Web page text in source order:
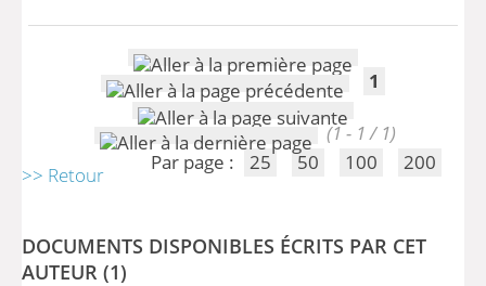
1
(1 - 1 / 1)
Par page :
25 50 100 200
>> Retour
DOCUMENTS DISPONIBLES ÉCRITS PAR CET
AUTEUR (1)